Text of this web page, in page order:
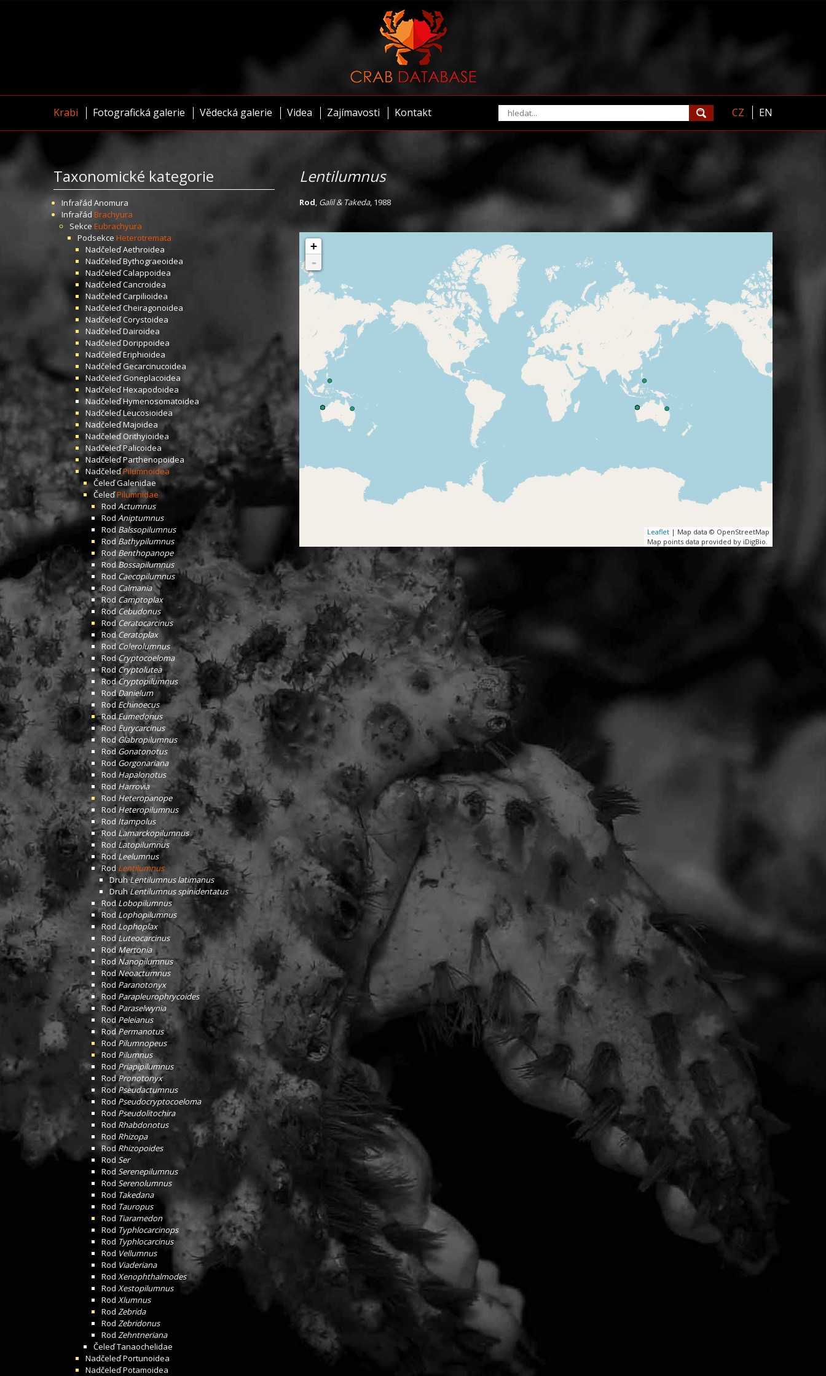
Krabi Fotografická galerie Vědecká galerie Videa Zajímavosti Kontakt CZ EN
Taxonomické kategorie
Infrařád Anomura
Infrařád Brachyura
Sekce Eubrachyura
Podsekce Heterotremata
NadčeleďAethroidea
NadčeleďBythograeoidea
NadčeleďCalappoidea
NadčeleďCancroidea
NadčeleďCarpilioidea
NadčeleďCheiragonoidea
NadčeleďCorystoidea
NadčeleďDairoidea
NadčeleďDorippoidea
NadčeleďEriphioidea
NadčeleďGecarcinucoidea
NadčeleďGoneplacoidea
NadčeleďHexapodoidea
NadčeleďHymenosomatoidea
NadčeleďLeucosioidea
NadčeleďMajoidea
NadčeleďOrithyioidea
NadčeleďPalicoidea
NadčeleďParthenopoidea
NadčeleďPilumnoidea
ČeleďGalenidae
ČeleďPilumnidae
RodActumnus
Rod Aniptumnus
RodBalssopilumnus
Rod Bathypilumnus
RodBenthopanope
RodBossapilumnus
Rod Caecopilumnus
Rod Calmania
Rod Camptoplax
Rod Cebudonus
RodCeratocarcinus
RodCeratoplax
RodColerolumnus
RodCryptocoeloma
Rod Cryptolutea
RodCryptopilumnus
RodDanielum
Rod Echinoecus
RodEumedonus
RodEurycarcinus
RodGlabropilumnus
RodGonatonotus
Rod Gorgonariana
Rod Hapalonotus
Rod Harrovia
Rod Heteropanope
RodHeteropilumnus
Rod Itampolus
Rod Lamarckopilumnus
Rod Latopilumnus
Rod Leelumnus
Rod Lentilumnus
DruhLentilumnus latimanus
DruhLentilumnus spinidentatus
RodLobopilumnus
Rod Lophopilumnus
Rod Lophoplax
Rod Luteocarcinus
RodMertonia
Rod Nanopilumnus
RodNeoactumnus
Rod Paranotonyx
Rod Parapleurophrycoides
Rod Paraselwynia
RodPeleianus
RodPermanotus
RodPilumnopeus
Rod Pilumnus
Rod Priapipilumnus
RodPronotonyx
RodPseudactumnus
Rod Pseudocryptocoeloma
Rod Pseudolitochira
Rod Rhabdonotus
Rod Rhizopa
Rod Rhizopoides
Rod Ser
Rod Serenepilumnus
Rod Serenolumnus
Rod Takedana
Rod Tauropus
Rod Tiaramedon
Rod Typhlocarcinops
Rod Typhlocarcinus
Rod Vellumnus
Rod Viaderiana
Rod Xenophthalmodes
Rod Xestopilumnus
Rod Xlumnus
Rod Zebrida
Rod Zebridonus
Rod Zehntneriana
ČeleďTanaochelidae
NadčeleďPortunoidea
NadčeleďPotamoidea
Lentilumnus
Rod, Galil & Takeda, 1988
+
-
Leaflet | Map data © OpenStreetMap
Map points data provided by iDigBio.